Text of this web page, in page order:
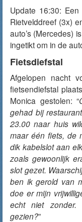
Update 16:30:
Rietvelddreef (3x)
auto’s (Mercedes)
ingetikt om in de
Fietsdiefstal
Afgelopen nacht
fietsendiefstal
Monica gestolen: “
gehad bij
23.00 naar huis
maar één fiets, de
dik kabelslot aan
zoals gewoonlijk
slot gezet.
ben ik gerold van
doe er mijn
echt niet zonder.
gezien?”